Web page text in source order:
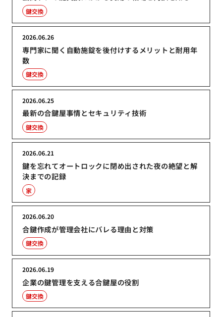
鍵交換
専門家に聞く自動施錠を後付けするメリットと耐用年
数
2026.06.26
鍵交換
最新の合鍵屋事情とセキュリティ技術
2026.06.25
鍵交換
鍵を忘れてオートロックに閉め出された夜の絶望と解
決までの記録
2026.06.21
家
合鍵作成が管理会社にバレる理由と対策
2026.06.20
鍵交換
企業の鍵管理を支える合鍵屋の役割
2026.06.19
鍵交換